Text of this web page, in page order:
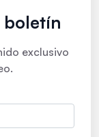
boletín
exclusivo